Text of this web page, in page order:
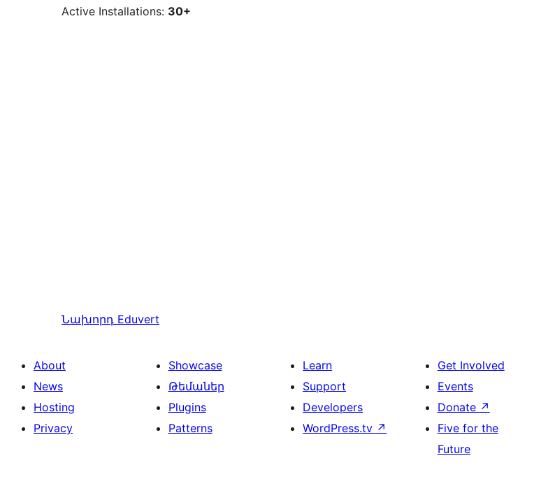
Active Installations: 30+
Նախորդ Eduvert
About
News
Hosting
Privacy
Showcase
Թեմաներ
Plugins
Patterns
Learn
Support
Developers
WordPress.tv ↗
Get Involved
Events
Donate ↗
Five for the
Future